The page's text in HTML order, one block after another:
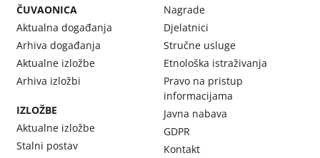
ČUVAONICA
Aktualna događanja
Arhiva događanja
Aktualne izložbe
Arhiva izložbi
IZLOŽBE
Aktualne izložbe
Stalni postav
Nagrade
Djelatnici
Stručne usluge
Etnološka istraživanja
Pravo na pristup
informacijama
Javna nabava
GDPR
Kontakt